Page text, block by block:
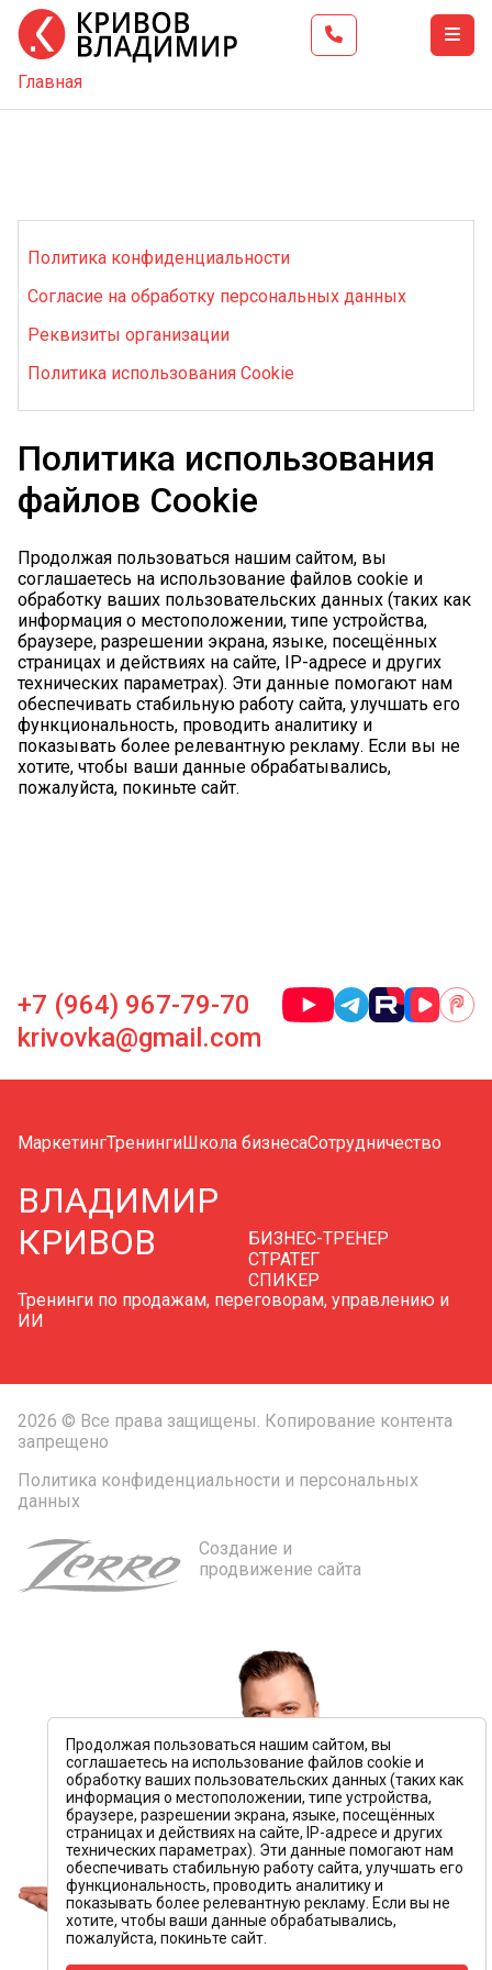
Главная
Главная
Политика конфиденциальности
Согласие на обработку персональных данных
Реквизиты организации
Политика использования Cookie
Политика использования
файлов Cookie
Продолжая пользоваться нашим сайтом, вы
соглашаетесь на использование файлов cookie и
обработку ваших пользовательских данных (таких как
информация о местоположении, типе устройства,
браузере, разрешении экрана, языке, посещённых
страницах и действиях на сайте, IP-адресе и других
технических параметрах). Эти данные помогают нам
обеспечивать стабильную работу сайта, улучшать его
функциональность, проводить аналитику и
показывать более релевантную рекламу. Если вы не
хотите, чтобы ваши данные обрабатывались,
пожалуйста, покиньте сайт.
+7 (964) 967-79-70
krivovka@gmail.com
МаркетингТренингиШкола бизнесаСотрудничество
ВЛАДИМИР
КРИВОВ
БИЗНЕС-ТРЕНЕР
СТРАТЕГ
СПИКЕР
Тренинги по продажам, переговорам, управлению и
ИИ
2026 © Все права защищены. Копирование контента
запрещено
Политика конфиденциальности и персональных
данных
Создание и
продвижение сайта
Продолжая пользоваться нашим сайтом, вы
соглашаетесь на использование файлов cookie и
обработку ваших пользовательских данных (таких как
информация о местоположении, типе устройства,
браузере, разрешении экрана, языке, посещённых
страницах и действиях на сайте, IP-адресе и других
технических параметрах). Эти данные помогают нам
обеспечивать стабильную работу сайта, улучшать его
функциональность, проводить аналитику и
показывать более релевантную рекламу. Если вы не
хотите, чтобы ваши данные обрабатывались,
пожалуйста, покиньте сайт.